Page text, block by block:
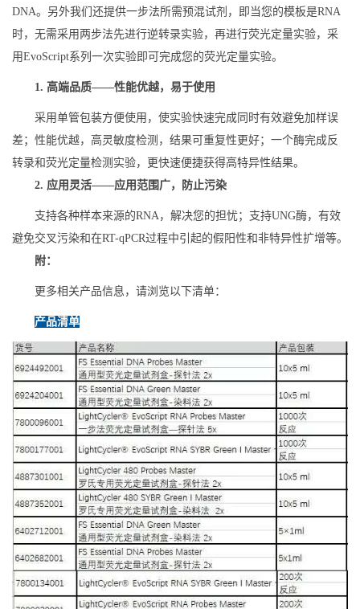
DNA。另外我们还提供一步法所需预混试剂，即当您的模板是RNA
时，无需采用两步法先进行逆转录实验，再进行荧光定量实验，采
用EvoScript系列一次实验即可完成您的荧光定量实验。
1. 高端品质——性能优越，易于使用
采用单管包装方便使用，使实验快速完成同时有效避免加样误
差；性能优越，高灵敏度检测，结果可重复性更好；一个酶完成反
转录和荧光定量检测实验，更快速便捷获得高特异性结果。
2. 应用灵活——应用范围广，防止污染
支持各种样本来源的RNA，解决您的担忧；支持UNG酶，有效
避免交叉污染和在RT-qPCR过程中引起的假阳性和非特异性扩增等。
附：
更多相关产品信息，请浏览以下清单：
产品清单